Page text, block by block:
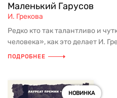
Маленький Гарусов
И. Грекова
Редко кто так талантливо и
человека», как это делает И.
ПОДРОБНЕЕ
НОВИНКА